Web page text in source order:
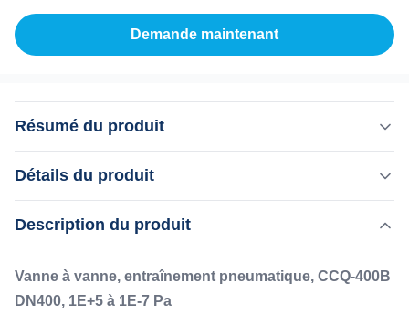
Demande maintenant
Résumé du produit
DN400, 1E+5 à 1E-7 Pa Les séries de vannes à vanne à
de type ultra-mince développées sur la base de vannes à
vide ultra-poussé. La vanne ...
Détails du produit
Mettre en évidence:
, Valve de sortie compacte à entraînement pneumatique
Description du produit
Vanne à vanne, entraînement pneumatique, CCQ-400B
DN400, 1E+5 à 1E-7 Pa